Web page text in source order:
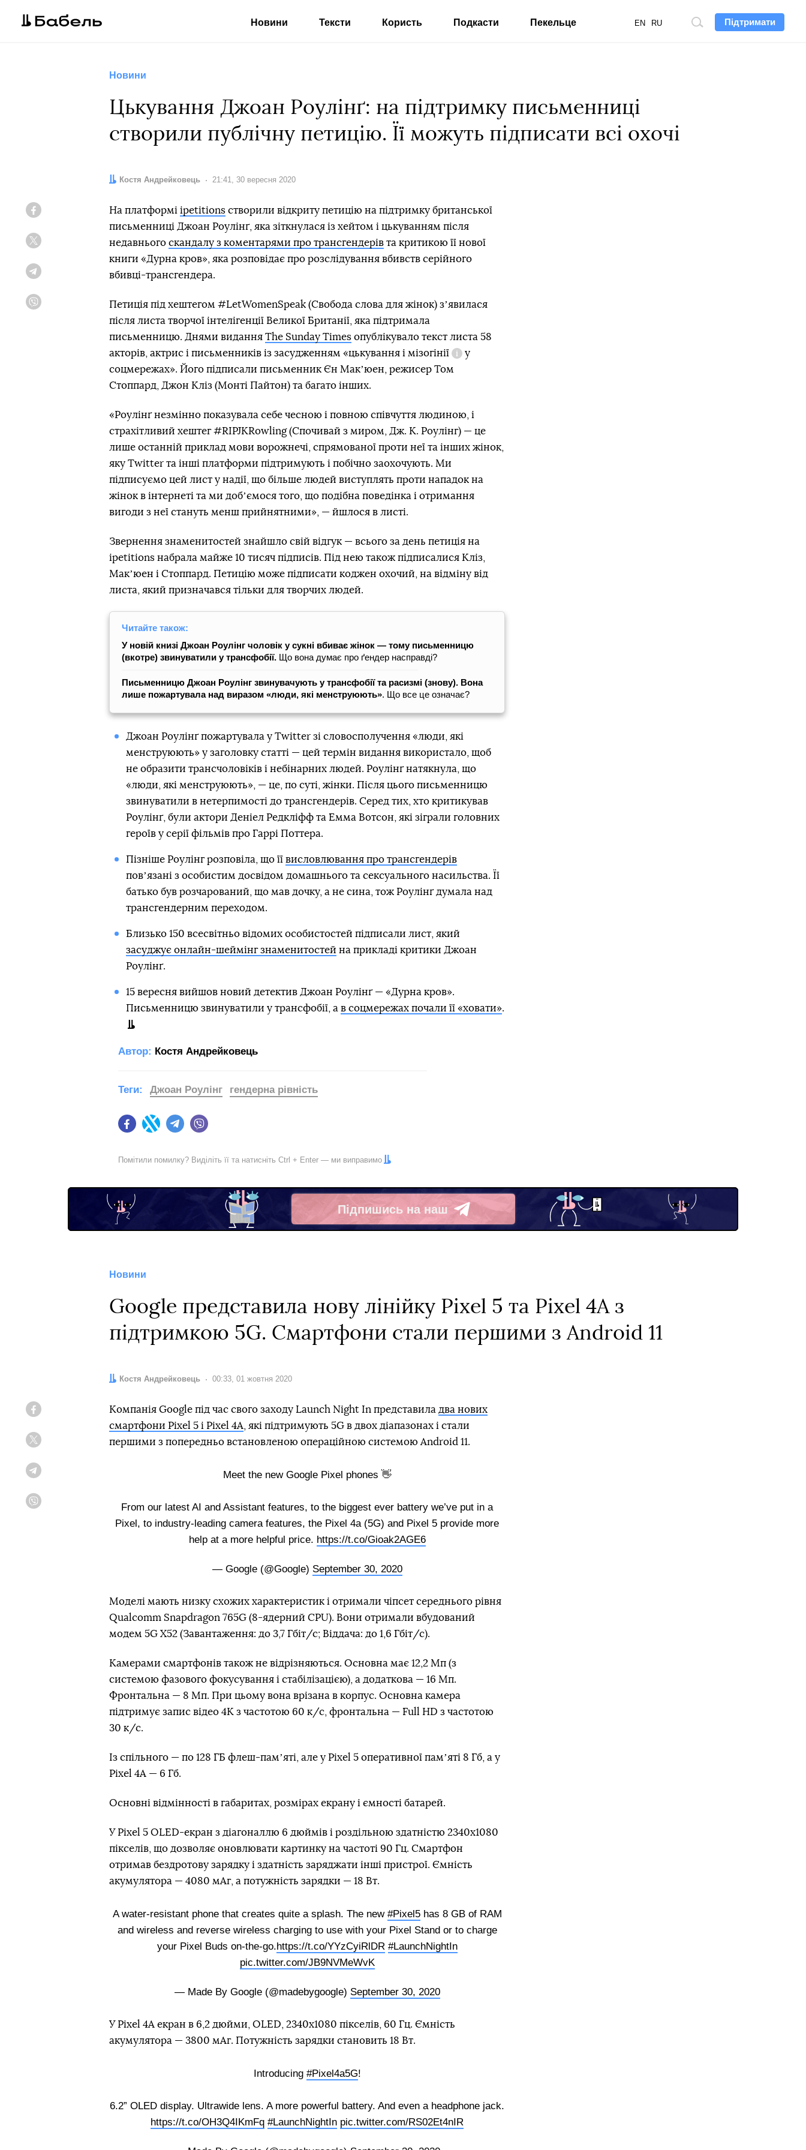
Підтримати
Пошук
EN RU
Новини Тексти Користь Подкасти Пекельце
Новини
Цькування Джоан Роулінґ: на підтримку письменниці
створили публічну петицію. Її можуть підписати всі охочі
Автор:
Костя Андрейковець Дата:
21:41, 30 вересня 2020
На платформі ipetitions створили відкриту петицію на підтримку британської
письменниці Джоан Роулінґ, яка зіткнулася із хейтом і цькуванням після
недавнього скандалу з коментарями про трансгендерів та критикою її нової
книги «Дурна кров», яка розповідає про розслідування вбивств серійного
вбивці-трансгендера.
Петиція під хештегом #LetWomenSpeak (Свобода слова для жінок) зʼявилася
після листа творчої інтелігенції Великої Британії, яка підтримала
письменницю. Днями видання The Sunday Times опублікувало текст листа 58
акторів, актрис і письменників із засудженням «цькування і мізогінії
Довідка
у
соцмережах». Його підписали письменник Єн Макʼюен, режисер Том
Стоппард, Джон Кліз (Монті Пайтон) та багато інших.
«Роулінґ незмінно показувала себе чесною і повною співчуття людиною, і
страхітливий хештег #RIPJKRowling (Спочивай з миром, Дж. К. Роулінг) — це
лише останній приклад мови ворожнечі, спрямованої проти неї та інших жінок,
яку Twitter та інші платформи підтримують і побічно заохочують. Ми
підписуємо цей лист у надії, що більше людей виступлять проти нападок на
жінок в інтернеті та ми добʼємося того, що подібна поведінка і отримання
вигоди з неї стануть менш прийнятними», — йшлося в листі.
Звернення знаменитостей знайшло свій відгук — всього за день петиція на
ipetitions набрала майже 10 тисяч підписів. Під нею також підписалися Кліз,
Макʼюен і Стоппард. Петицію може підписати коджен охочий, на відміну від
листа, який призначався тільки для творчих людей.
Читайте також:
У новій книзі Джоан Роулінг чоловік у сукні вбиває жінок — тому письменницю
(вкотре) звинуватили у трансфобії. Що вона думає про ґендер насправді?
Письменницю Джоан Роулінг звинувачують у трансфобії та расизмі (знову). Вона
лише пожартувала над виразом «люди, які менструюють». Що все це означає?
Джоан Роулінґ пожартувала у Twitter зі словосполучення «люди, які
менструюють» у заголовку статті — цей термін видання використало, щоб
не образити трансчоловіків і небінарних людей. Роулінґ натякнула, що
«люди, які менструюють», — це, по суті, жінки. Після цього письменницю
звинуватили в нетерпимості до трансгендерів. Серед тих, хто критикував
Роулінґ, були актори Деніел Редкліфф та Емма Вотсон, які зіграли головних
героїв у серії фільмів про Гаррі Поттера.
Пізніше Роулінг розповіла, що її висловлювання про трансгендерів
повʼязані з особистим досвідом домашнього та сексуального насильства. Її
батько був розчарований, що мав дочку, а не сина, тож Роулінґ думала над
трансгендерним переходом.
Близько 150 всесвітньо відомих особистостей підписали лист, який
засуджує онлайн-шеймінг знаменитостей на прикладі критики Джоан
Роулінґ.
15 вересня вийшов новий детектив Джоан Роулінґ — «Дурна кров».
Письменницю звинуватили у трансфобії, а в соцмережах почали її «ховати».
Автор: Костя Андрейковець
FacebookTwitter Telegram
Теги: Джоан Роулінг гендерна рівність
Помітили помилку? Виділіть її та натисніть Ctrl + Enter — ми виправимо
Підпишись на наш
Telegram
Новини
Google представила нову лінійку Pixel 5 та Pixel 4A з
підтримкою 5G. Смартфони стали першими з Android 11
Автор:
Костя Андрейковець Дата:
00:33, 01 жовтня 2020
Компанія Google під час свого заходу Launch Night In представила два нових
смартфони Pixel 5 і Pixel 4A , які підтримують 5G в двох діапазонах і стали
першими з попередньо встановленою операційною системою Android 11.
Meet the new Google Pixel phones 👋
From our latest AI and Assistant features, to the biggest ever battery we’ve put in a
Pixel, to industry-leading camera features, the Pixel 4a (5G) and Pixel 5 provide more
help at a more helpful price. https://t.co/Gioak2AGE6
— Google (@Google) September 30, 2020
Моделі мають низку схожих характеристик і отримали чіпсет середнього рівня
Qualcomm Snapdragon 765G (8-ядерний CPU). Вони отримали вбудований
модем 5G X52 (Завантаження: до 3,7 Гбіт/с; Віддача: до 1,6 Гбіт/с).
Камерами смартфонів також не відрізняються. Основна має 12,2 Мп (з
системою фазового фокусування і стабілізацією), а додаткова — 16 Мп.
Фронтальна — 8 Мп. При цьому вона врізана в корпус. Основна камера
підтримує запис відео 4К з частотою 60 к/с, фронтальна — Full HD з частотою
30 к/с.
Із спільного — по 128 ГБ флеш-памʼяті, але у Pixel 5 оперативної памʼяті 8 Гб, а у
Pixel 4A — 6 Гб.
Основні відмінності в габаритах, розмірах екрану і ємності батарей.
У Pixel 5 OLED-екран з діагоналлю 6 дюймів і роздільною здатністю 2340х1080
пікселів, що дозволяє оновлювати картинку на частоті 90 Гц. Смартфон
отримав бездротову зарядку і здатність заряджати інші пристрої. Ємність
акумулятора — 4080 мАг, а потужність зарядки — 18 Вт.
A water-resistant phone that creates quite a splash. The new #Pixel5has 8 GB of RAM
and wireless and reverse wireless charging to use with your Pixel Stand or to charge
your Pixel Buds on-the-go.https://t.co/YYzCyiRlDR #LaunchNightIn
pic.twitter.com/JB9NVMeWvK
— Made By Google (@madebygoogle) September 30, 2020
У Pixel 4A екран в 6,2 дюйми, OLED, 2340х1080 пікселів, 60 Гц. Ємність
акумулятора — 3800 мАг. Потужність зарядки становить 18 Вт.
Introducing #Pixel4a5G!
6.2” OLED display. Ultrawide lens. A more powerful battery. And even a headphone jack.
https://t.co/OH3Q4IKmFq #LaunchNightIn pic.twitter.com/RS02Et4nIR